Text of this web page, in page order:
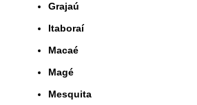
Grajaú
Itaboraí
Macaé
Magé
Mesquita